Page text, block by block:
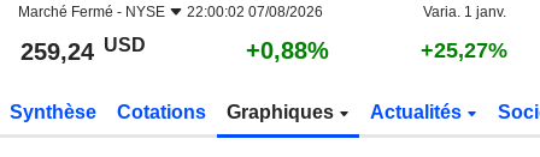
Marché Fermé - NYSE 22:00:02 07/08/2026 Varia. 1 janv.
259,24 USD +0,88% +25,27%
Synthèse Cotations Graphiques Actualités